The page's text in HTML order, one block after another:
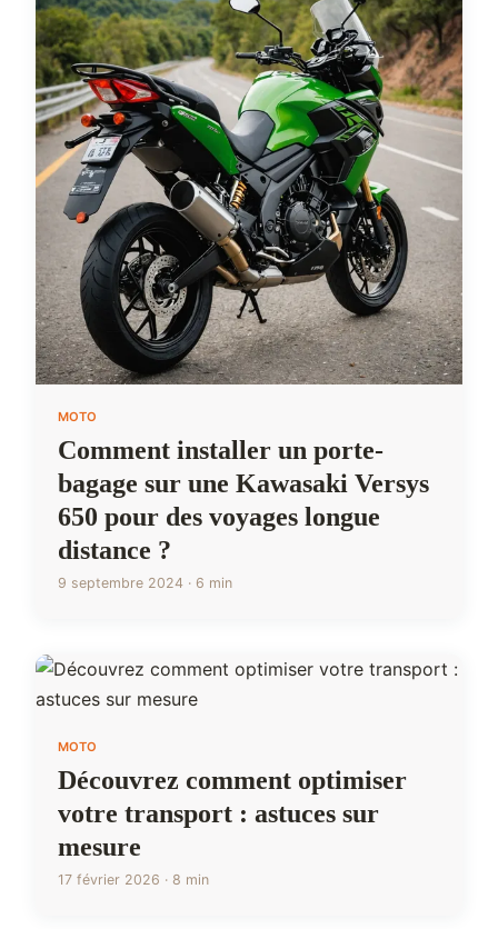
MOTO
Comment installer un porte-
bagage sur une Kawasaki Versys
650 pour des voyages longue
distance ?
9 septembre 2024 · 6 min
MOTO
Découvrez comment optimiser
votre transport : astuces sur
mesure
17 février 2026 · 8 min